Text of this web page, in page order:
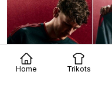
Home Trikots